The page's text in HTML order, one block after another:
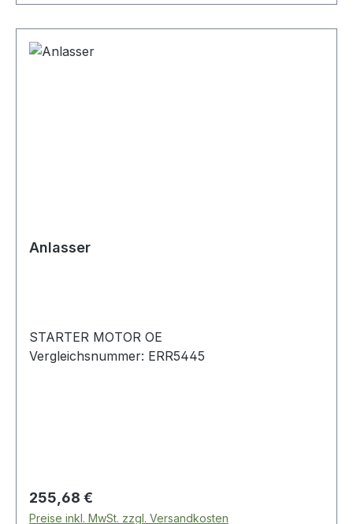
Anlasser
STARTER MOTOR OE
Vergleichsnummer: ERR5445
Regulärer Preis:
255,68 €
Preise inkl. MwSt. zzgl. Versandkosten